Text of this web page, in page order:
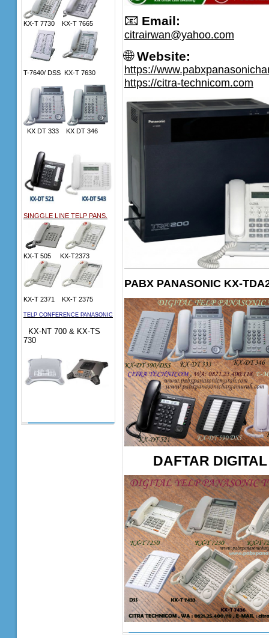
KX-T 7730 KX-T 7665
T-7640/ DSS KX-T 7630
KX DT 333 KX DT 346
SINGGLE LINE TELP PANS.
KX-T 505 KX-T2373
KX-T 2371 KX-T 2375
TELP CONFERENCE PANASONIC
KX-NT 700 & KX-TS
730
📧 Email:
citrairwan@yahoo.com
🌐 Website:
https://
https://citra-technicom.com
PABX PANASONIC KX-
DAFTAR DIGITAL